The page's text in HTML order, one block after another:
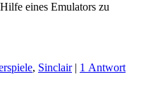
eines Emulators zu
, Sinclair | 1 Antwort